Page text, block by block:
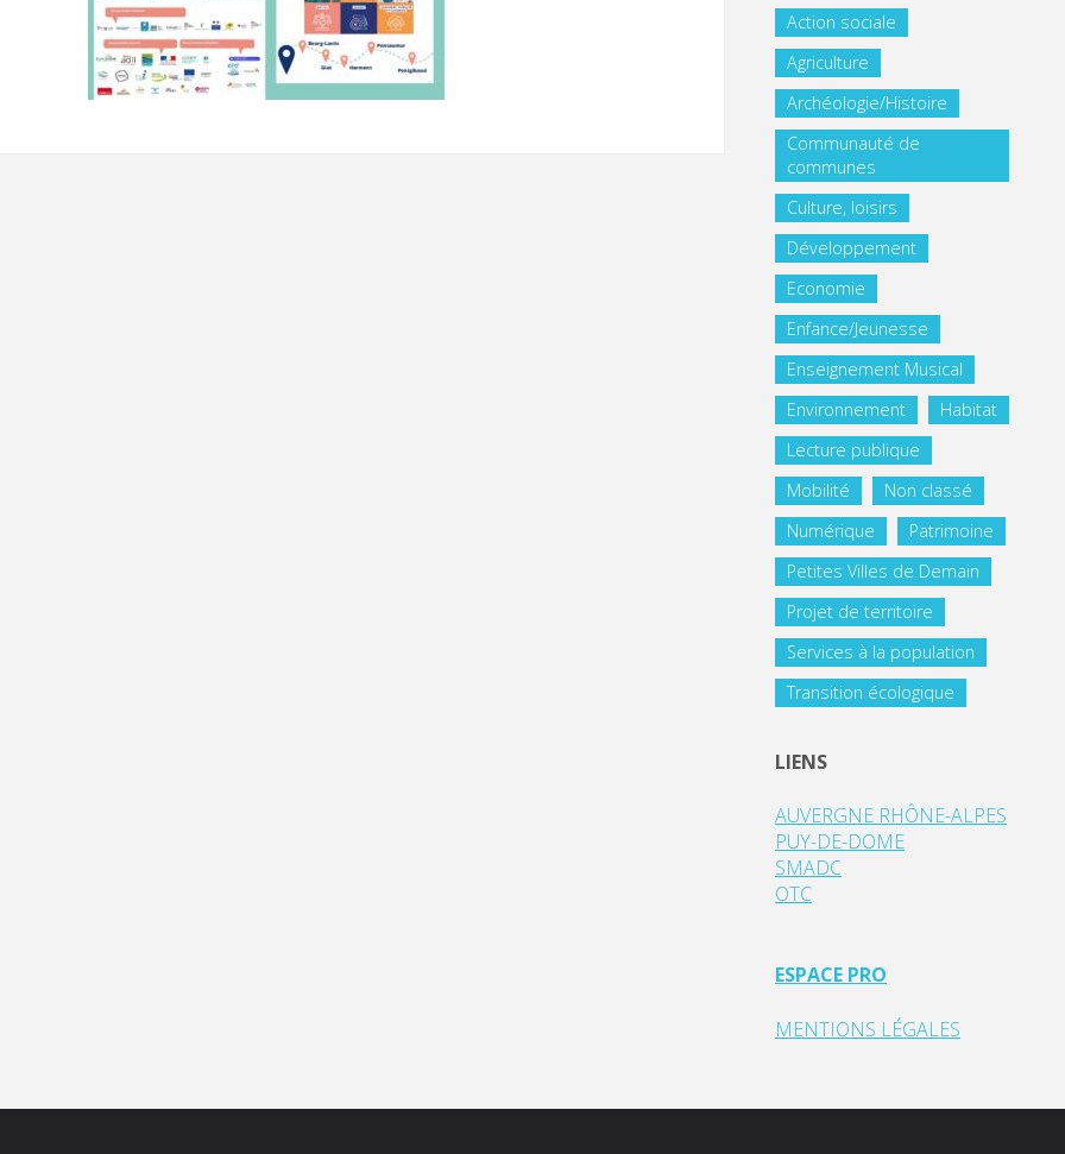
Action sociale
Agriculture
Archéologie/Histoire
Communauté de
communes
Culture, loisirs
Développement
Economie
Enfance/Jeunesse
Enseignement Musical
Environnement
Habitat
Lecture publique
Mobilité
Non classé
Numérique
Patrimoine
Petites Villes de Demain
Projet de territoire
Services à la population
Transition écologique
LIENS
AUVERGNE RHÔNE-ALPES
PUY-DE-DOME
SMADC
OTC
ESPACE PRO
MENTIONS LÉGALES